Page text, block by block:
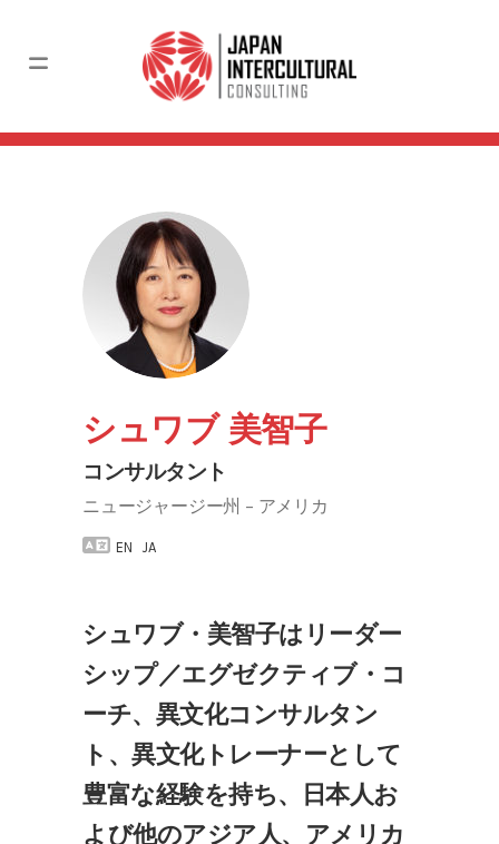
シュワブ 美智子
コンサルタント
ニュージャージー州 – アメリカ
EN JA
シュワブ・美智子はリーダー
シップ／エグゼクティブ・コ
ーチ、異文化コンサルタン
ト、異文化トレーナーとして
豊富な経験を持ち、日本人お
よび他のアジア人、アメリカ